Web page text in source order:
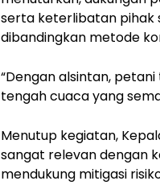
serta keterlibatan pihak
dibandingkan metode
“Dengan alsintan,
tengah cuaca yang
Menutup kegiatan,
sangat relevan dengan
mendukung mitigasi